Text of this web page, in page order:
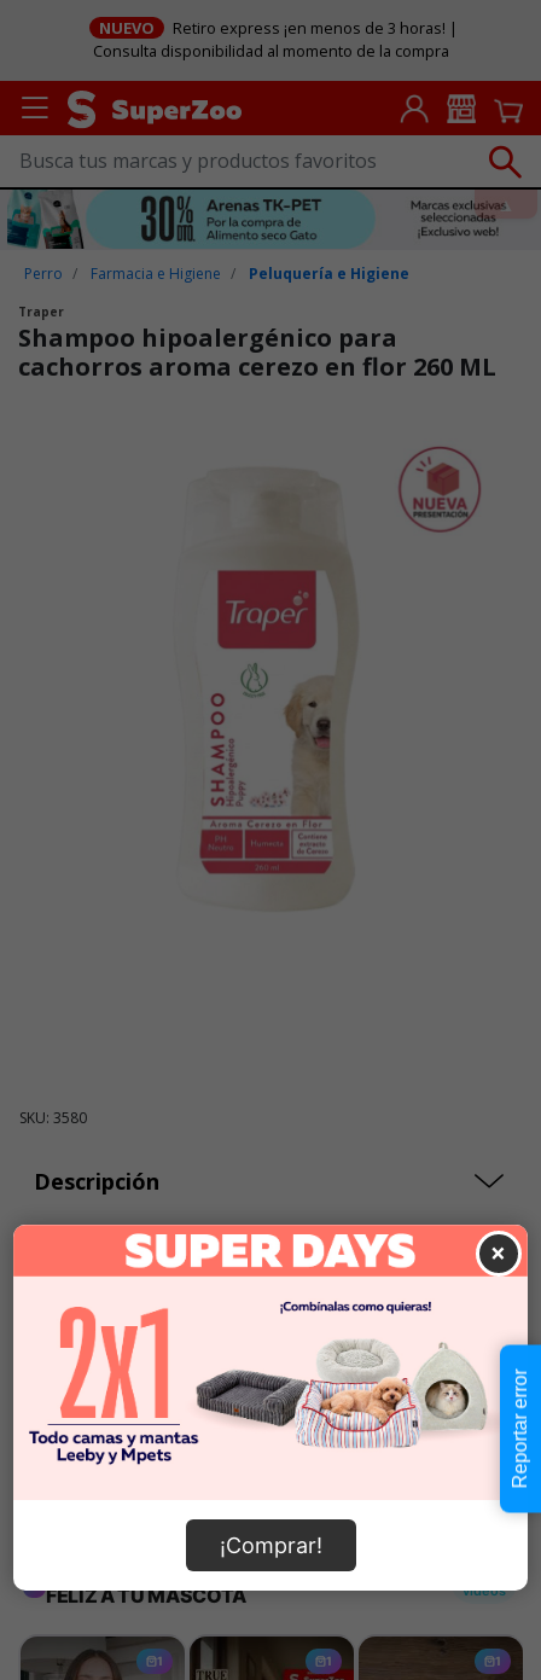
NUEVO
Retiro express ¡en menos de 3 horas! |
Consulta disponibilidad al momento de la compra
Perro Farmacia e Higiene Peluquería e Higiene
Traper
Shampoo hipoalergénico para
cachorros aroma cerezo en flor 260 ML
SKU: 3580
Descripción
Cantidad:
-
Añadir al carrito
Información de envío
×
¡Comprar!
Reportar error